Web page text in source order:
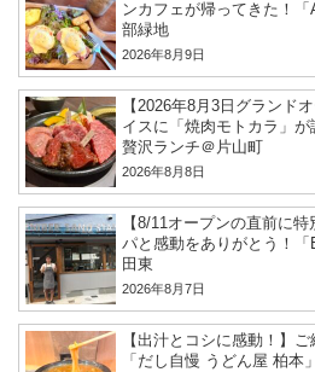
ンカフェが帰ってきた！
部緑地
2026年8月9日
【2026年8月3日グランド
イスに「焼肉モトカラ」
贅沢ランチ＠片山町
2026年8月8日
【8/11オープンの直前に
パと感動をありがとう！
田東
2026年8月7日
【出汁とコシに感動！】
「だし自慢 うどん屋 柏本